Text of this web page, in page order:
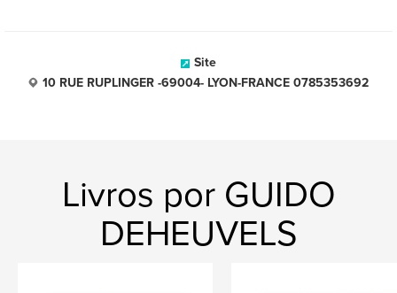
Site
10 RUE RUPLINGER -69004- LYON-FRANCE 0785353692
Livros por GUIDO
DEHEUVELS